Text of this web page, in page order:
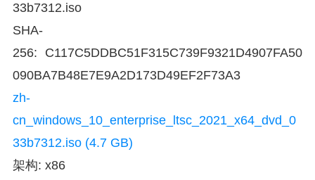
33b7312.iso
SHA-
256: C117C5DDBC51F315C739F9321D4907FA50
090BA7B48E7E9A2D173D49EF2F73A3
zh-
cn_windows_10_enterprise_ltsc_2021_x64_dvd_0
33b7312.iso (4.7 GB)
架构: x86